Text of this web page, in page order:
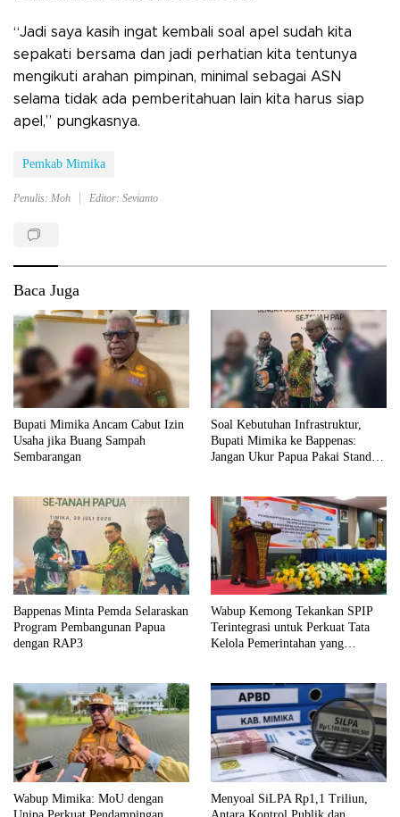
“Jadi saya kasih ingat kembali soal apel sudah kita
sepakati bersama dan jadi perhatian kita tentunya
mengikuti arahan pimpinan, minimal sebagai ASN
selama tidak ada pemberitahuan lain kita harus siap
apel,” pungkasnya.
Pemkab Mimika
Penulis: Moh Editor: Sevianto
Baca Juga
Bupati Mimika Ancam Cabut Izin
Usaha jika Buang Sampah
Sembarangan
Soal Kebutuhan Infrastruktur,
Bupati Mimika ke Bappenas:
Jangan Ukur Papua Pakai Standar
Bappenas Minta Pemda Selaraskan
Program Pembangunan Papua
dengan RAP3
Wabup Kemong Tekankan SPIP
Terintegrasi untuk Perkuat Tata
Kelola Pemerintahan yang
Wabup Mimika: MoU dengan
Menyoal SiLPA Rp1,1 Triliun,